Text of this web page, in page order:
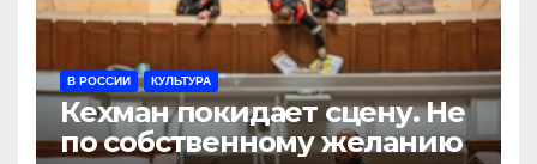
В РОССИИ КУЛЬТУРА
Кехман покидает сцену. Не
по собственному желанию